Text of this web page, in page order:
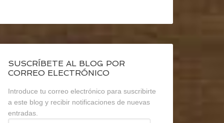
SUSCRÍBETE AL BLOG POR
CORREO ELECTRÓNICO
Introduce tu correo electrónico para suscribirte
a este blog y recibir notificaciones de nuevas
entradas.